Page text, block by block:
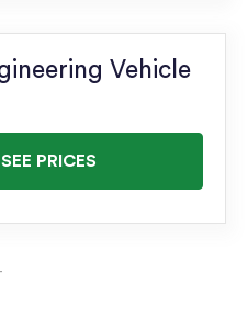
Vehicle
PRICES